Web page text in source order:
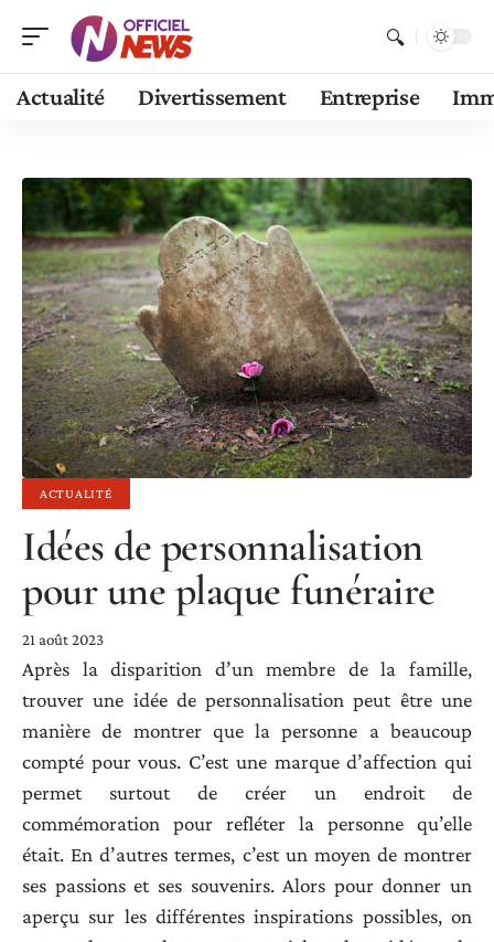
Actualité Divertissement Entreprise
ACTUALITÉ
Idées de personnalisation
pour une plaque funéraire
21 août 2023
Après la disparition d’un membre de la famille,
trouver une idée de personnalisation peut être une
manière de montrer que la personne a beaucoup
compté pour vous. C’est une marque d’affection qui
permet surtout de créer un endroit de
commémoration pour refléter la personne qu’elle
était. En d’autres termes, c’est un moyen de montrer
ses passions et ses souvenirs. Alors pour donner un
aperçu sur les différentes inspirations possibles, on